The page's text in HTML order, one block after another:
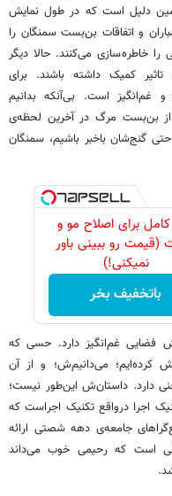
دلیل است که در طول نمایش
و اتفاقات بن‌بست سمنگان را
را خاطره‌سازی می‌کنند. حالا دیگر
تاثیر کمیک داشته باشند. برای
غم‌انگیز است. بی‌آنکه بدانیم
از بن‌بست مرگ در آخرین لحظه‌ی
گنج‌شان باخبر باشیم، سمنگان
کامل برای اصلاح مو و
(قیمت رو ببینی باور
نمیکنی!)
باتخفیف بخر
فضایی غم‌انگیز دارد. حسی که
کرده‌ایم؛ می‌دانیم‌ش؛ و از آن
دارد. داستان‌ش این‌طور نیست؛
اجرا درواقع تکنیک اجراست که
جامعه‌ی دهه شصتی ارائه
است که رحیمی خوب می‌داند